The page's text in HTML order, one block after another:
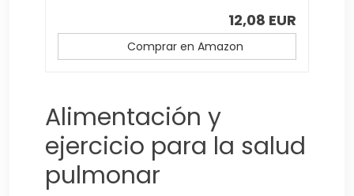
12,08 EUR
Comprar en Amazon
Alimentación y
ejercicio para la salud
pulmonar